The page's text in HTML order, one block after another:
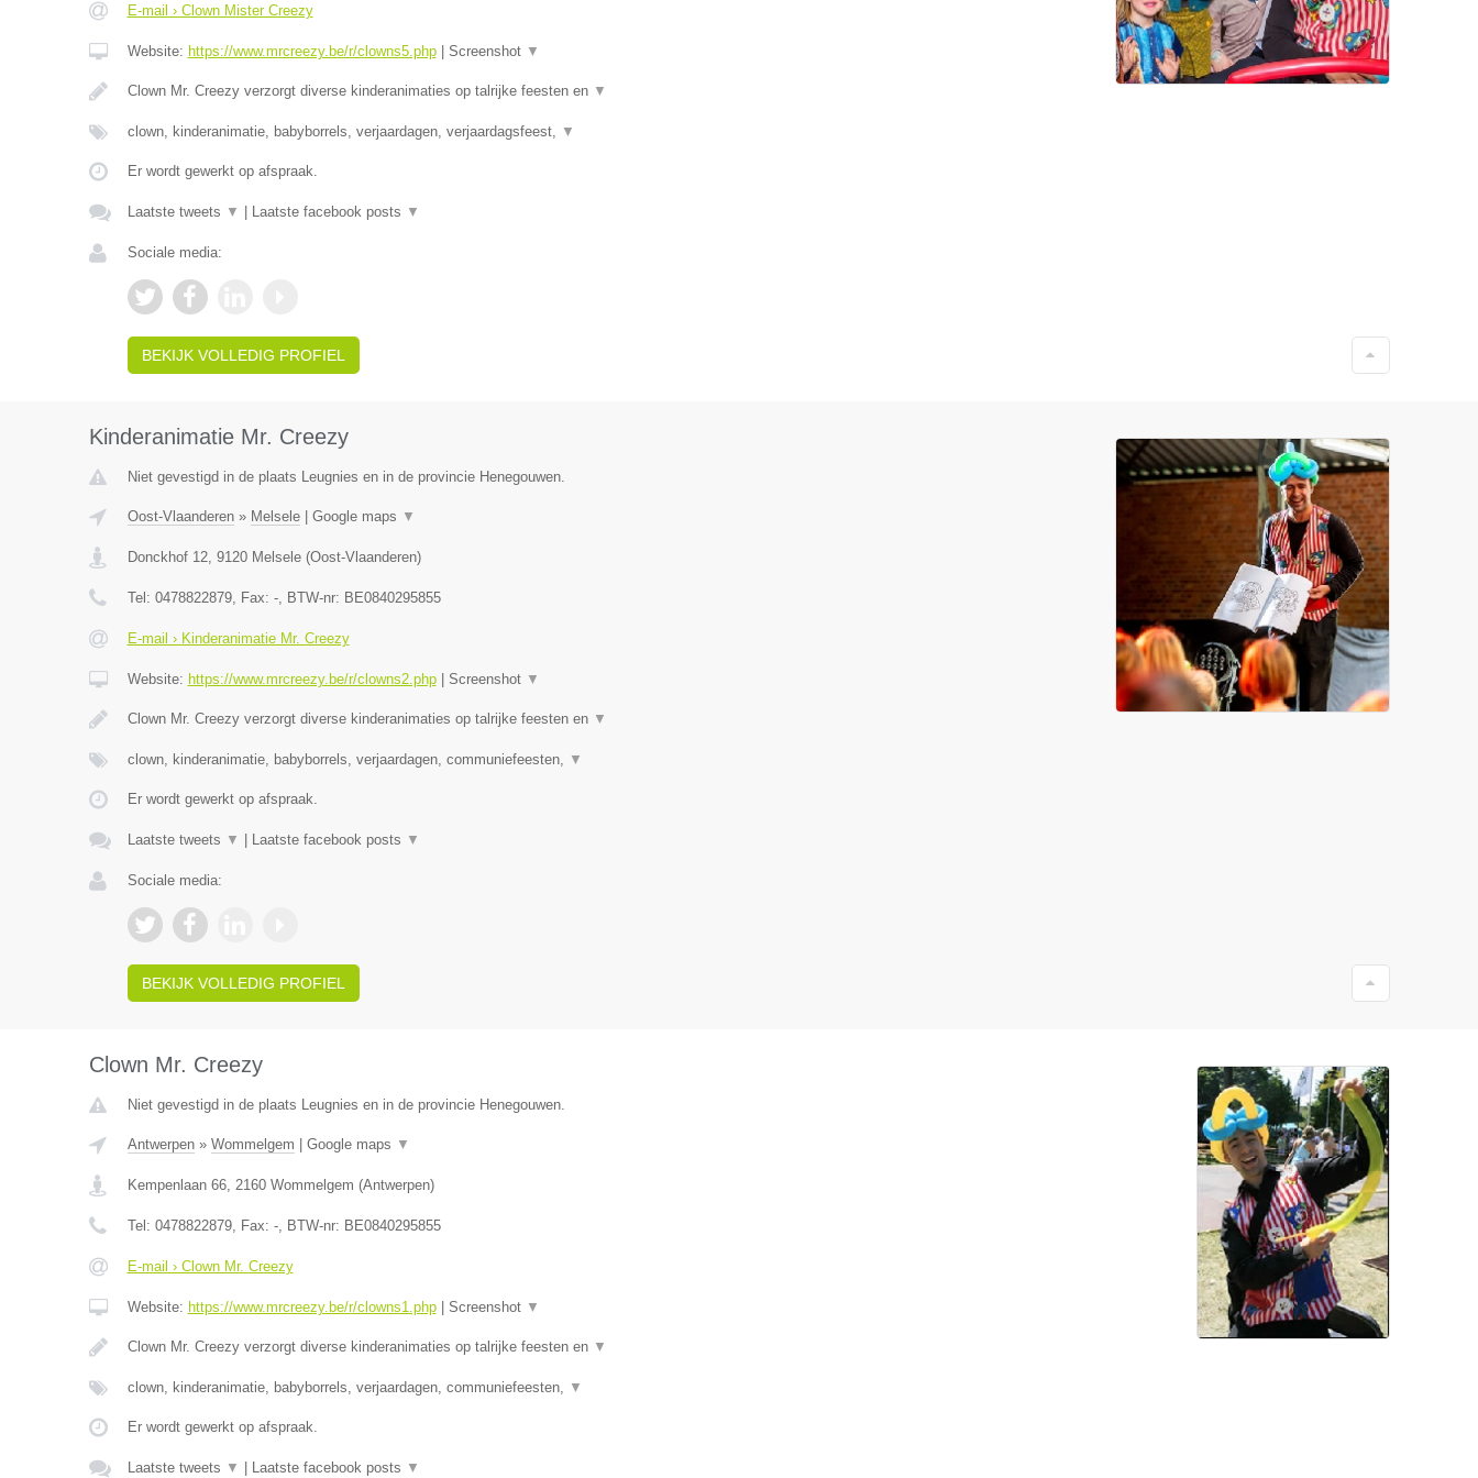
E-mail › Clown Mister Creezy
Website: https://www.mrcreezy.be/r/clowns5.php| Screenshot ▼
Clown Mr. Creezy verzorgt diverse kinderanimaties op talrijke feesten en ▼
clown, kinderanimatie, babyborrels, verjaardagen, verjaardagsfeest, ▼
Er wordt gewerkt op afspraak.
Laatste tweets ▼ Laatste facebook posts ▼
Sociale media:
BEKIJK VOLLEDIG PROFIEL
Kinderanimatie Mr. Creezy
Niet gevestigd in de plaats Leugnies en in de provincie Henegouwen.
Oost-Vlaanderen» Melsele| Google maps ▼
Donckhof 12, 9120 Melsele(Oost-Vlaanderen)
Tel: 0478822879, Fax: -, BTW-nr: BE0840295855
E-mail › Kinderanimatie Mr. Creezy
Website: https://www.mrcreezy.be/r/clowns2.php| Screenshot ▼
Clown Mr. Creezy verzorgt diverse kinderanimaties op talrijke feesten en ▼
clown, kinderanimatie, babyborrels, verjaardagen, communiefeesten, ▼
Er wordt gewerkt op afspraak.
Laatste tweets ▼ Laatste facebook posts ▼
Sociale media:
BEKIJK VOLLEDIG PROFIEL
Clown Mr. Creezy
Niet gevestigd in de plaats Leugnies en in de provincie Henegouwen.
Antwerpen» Wommelgem Google maps ▼
Kempenlaan 66, 2160 Wommelgem (Antwerpen)
Tel: 0478822879, Fax: -, BTW-nr: BE0840295855
E-mail › Clown Mr. Creezy
Website: https://www.mrcreezy.be/r/clowns1.php| Screenshot ▼
Clown Mr. Creezy verzorgt diverse kinderanimaties op talrijke feesten en ▼
clown, kinderanimatie, babyborrels, verjaardagen, communiefeesten, ▼
Er wordt gewerkt op afspraak.
Laatste tweets ▼ Laatste facebook posts ▼